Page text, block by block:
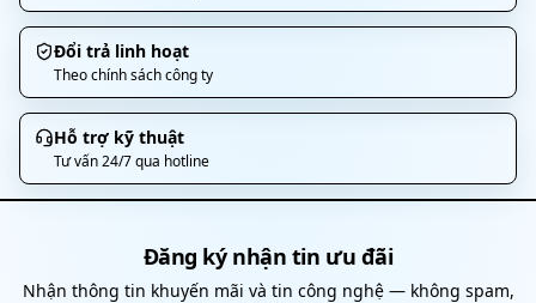
Đổi trả linh hoạt
Theo chính sách công ty
Hỗ trợ kỹ thuật
Tư vấn 24/7 qua hotline
Đăng ký nhận tin ưu đãi
Nhận thông tin khuyến mãi và tin công nghệ — không spam,